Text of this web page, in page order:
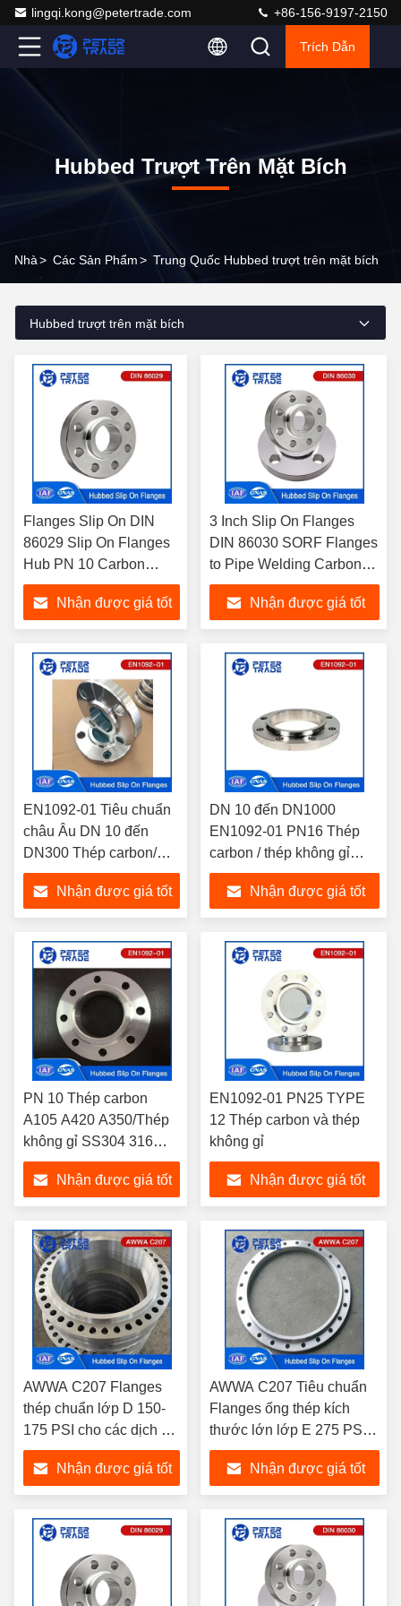
lingqi.kong@petertrade.com +86-156-9197-2150
Trích Dẫn
Hubbed Trượt Trên Mặt Bích
Nhà> Các Sản Phẩm> Trung Quốc Hubbed trượt trên mặt bích
Hubbed trượt trên mặt bích
Flanges Slip On DIN
86029 Slip On Flanges
Hub PN 10 Carbon
Steel Slip On Flange
A105 Đối với đường
ống dẫn dầu và khí
Nhận được giá tốt
3 Inch Slip On Flanges
DIN 86030 SORF Flanges
to Pipe Welding Carbon
Steel A105 PN 16 cho
ngành công nghiệp dầu
mỏ
Nhận được giá tốt
EN1092-01 Tiêu chuẩn
châu Âu DN 10 đến
DN300 Thép carbon/
Thép không gỉ Hubbed
Slip On Flange cho
đường ống dẫn dầu và
khí
Nhận được giá tốt
DN 10 đến DN1000
EN1092-01 PN16 Thép
carbon / thép không gỉ
trượt trên chân sườn mặt
nâng / mặt phẳng
Nhận được giá tốt
PN 10 Thép carbon
A105 A420 A350/Thép
không gỉ SS304 316
Hubbed 3 Inch Slip On
Pipe Flange EN1092-01
TYPE 12
Nhận được giá tốt
EN1092-01 PN25 TYPE
12 Thép carbon và thép
không gỉ
Nhận được giá tốt
AWWA C207 Flanges
thép chuẩn lớp D 150-
175 PSI cho các dịch vụ
thủy điện
Nhận được giá tốt
AWWA C207 Tiêu chuẩn
Flanges ống thép kích
thước lớn lớp E 275 PSI
Hubbed Slip On Flange
cho các dịch vụ nước
Nhận được giá tốt